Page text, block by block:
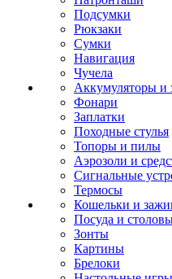
Подсумки
Рюкзаки
Сумки
Навигация
Чучела
Аккумуляторы и
Фонари
Заплатки
Походные стулья
Топоры и пилы
Аэрозоли и
Сигнальные
Термосы
Кошельки и
Посуда и
Зонты
Картины
Брелоки